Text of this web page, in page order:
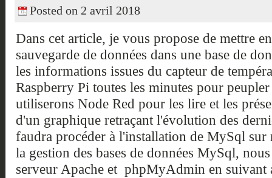
Posted on 2 avril 2018
Dans cet article, je vous propose de mettre
sauvegarde de données dans une base de
les informations issues du capteur de
Raspberry Pi toutes les minutes pour
utiliserons Node Red pour les lire et les
d'un graphique retraçant l'évolution des
faudra procéder à l'installation de MySql
la gestion des bases de données MySql,
serveur Apache et phpMyAdmin en